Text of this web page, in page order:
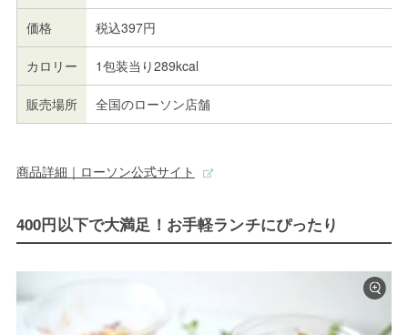
価格 税込397円
カロリー 1包装当り289kcal
販売場所 全国のローソン店舗
商品詳細｜ローソン公式サイト
400円以下で大満足！お手軽ランチにぴったり